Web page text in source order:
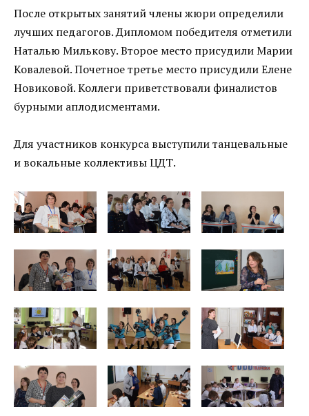
После открытых занятий члены жюри определили
лучших педагогов. Дипломом победителя отметили
Наталью Милькову. Второе место присудили Марии
Ковалевой. Почетное третье место присудили Елене
Новиковой. Коллеги приветствовали финалистов
бурными аплодисментами.
Для участников конкурса выступили танцевальные
и вокальные коллективы ЦДТ.